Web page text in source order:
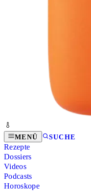
MENÜ SUCHE
Rezepte
Dossiers
Videos
Podcasts
Horoskope